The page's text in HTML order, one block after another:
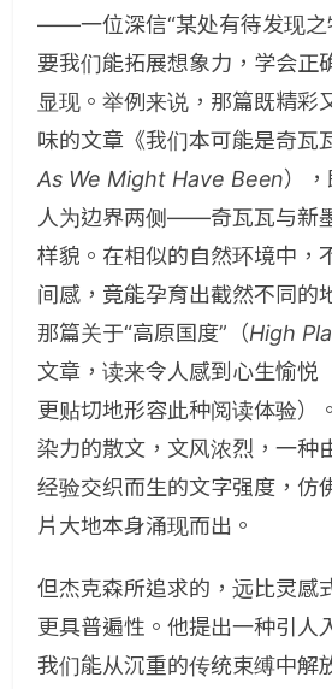
——一位深信“某处有待发现之
要我们能拓展想象力，学会正
显现。举例来说，那篇既精彩
味的文章《我们本可能是奇瓦
As We Might Have Been）
人为边界两侧——奇瓦瓦与新
样貌。在相似的自然环境中，
间感，竟能孕育出截然不同的
那篇关于“高原国度”（High
文章，读来令人感到心生愉悦
更贴切地形容此种阅读体验）
染力的散文，文风浓烈，一种
经验交织而生的文字强度，仿
片大地本身涌现而出。
但杰克森所追求的，远比灵感
更具普遍性。他提出一种引人
我们能从沉重的传统束缚中解